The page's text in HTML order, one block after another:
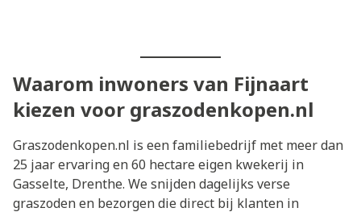
Waarom inwoners van Fijnaart
kiezen voor graszodenkopen.nl
Graszodenkopen.nl is een familiebedrijf met meer dan
25 jaar ervaring en 60 hectare eigen kwekerij in
Gasselte, Drenthe. We snijden dagelijks verse
graszoden en bezorgen die direct bij klanten in